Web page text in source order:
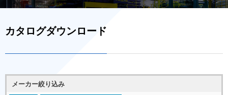
カタログダウンロード
メーカー絞り込み